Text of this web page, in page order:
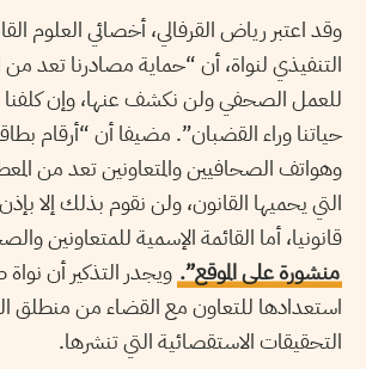
وقد اعتبر رياض القرفالي، أخصائي العلوم
التنفيذي لنواة، أن “حماية مصادرنا تعد
للعمل الصحفي ولن نكشف عنها، وإن
حياتنا وراء القضبان”. مضيفا أن “أرقام
وهواتف الصحافيين والمتعاونين تعد من
التي يحميها القانون، ولن نقوم بذلك إلا
قانونيا، أما القائمة الإسمية للمتعاونين
منشورة على الموقع”. ويجدر التذكير أن
استعدادها للتعاون مع القضاء من منطلق
التحقيقات الاستقصائية التي تنشرها.